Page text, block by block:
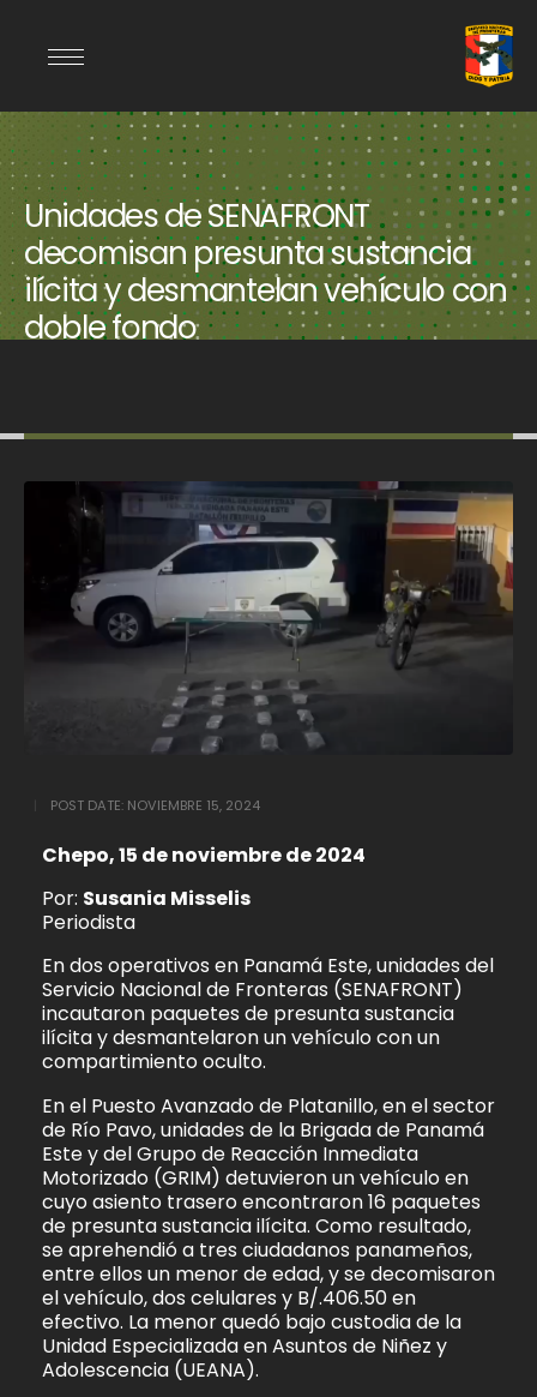
Unidades de SENAFRONT
decomisan presunta sustancia
ilícita y desmantelan vehículo con
doble fondo
POST DATE: NOVIEMBRE 15, 2024
Chepo, 15 de noviembre de 2024
Por: Susania Misselis
Periodista
En dos operativos en Panamá Este, unidades del
Servicio Nacional de Fronteras (SENAFRONT)
incautaron paquetes de presunta sustancia
ilícita y desmantelaron un vehículo con un
compartimiento oculto.
En el Puesto Avanzado de Platanillo, en el sector
de Río Pavo, unidades de la Brigada de Panamá
Este y del Grupo de Reacción Inmediata
Motorizado (GRIM) detuvieron un vehículo en
cuyo asiento trasero encontraron 16 paquetes
de presunta sustancia ilícita. Como resultado,
se aprehendió a tres ciudadanos panameños,
entre ellos un menor de edad, y se decomisaron
el vehículo, dos celulares y B/.406.50 en
efectivo. La menor quedó bajo custodia de la
Unidad Especializada en Asuntos de Niñez y
Adolescencia (UEANA).